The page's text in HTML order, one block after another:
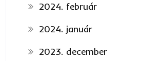
2024. február
2024. január
2023. december